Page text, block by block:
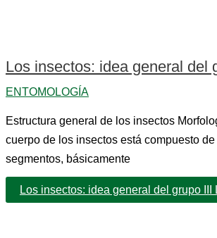
Los insectos: idea general del
ENTOMOLOGÍA
Estructura general de los insectos
cuerpo de los insectos está compuesto
segmentos, básicamente
Los insectos: idea general del grupo III